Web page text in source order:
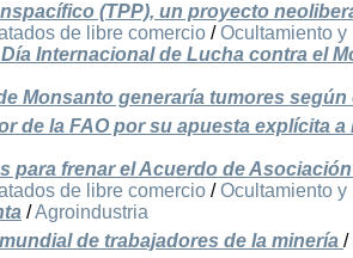
(TPP), un proyecto
de libre comercio /Ocultamiento
Internacional de Lucha contra el
Monsanto generaría tumores según
de la FAO por su apuesta explícita
para frenar el Acuerdo de
de libre comercio /Ocultamiento
/Agroindustria
de trabajadores de la minería /